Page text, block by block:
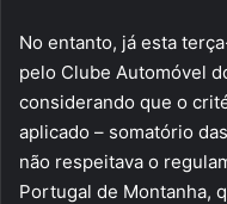
No entanto, já esta
pelo Clube Automóvel
considerando que o
aplicado – somatório
não respeitava o
Portugal de Montanha,